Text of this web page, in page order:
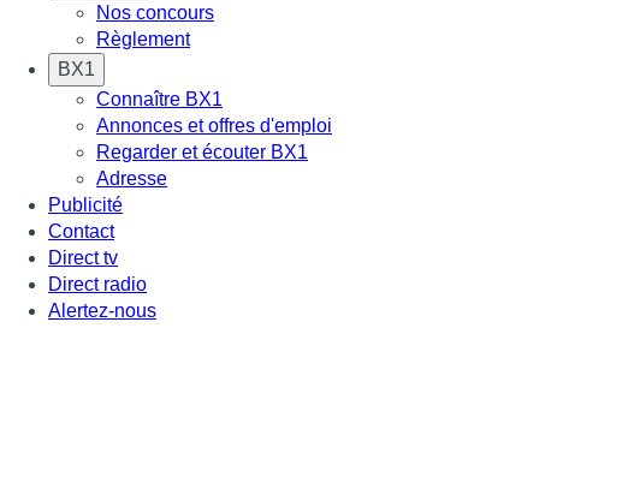
Nos concours
Règlement
BX1
Connaître BX1
Annonces et offres d'emploi
Regarder et écouter BX1
Adresse
Publicité
Contact
Direct tv
Direct radio
Alertez-nous